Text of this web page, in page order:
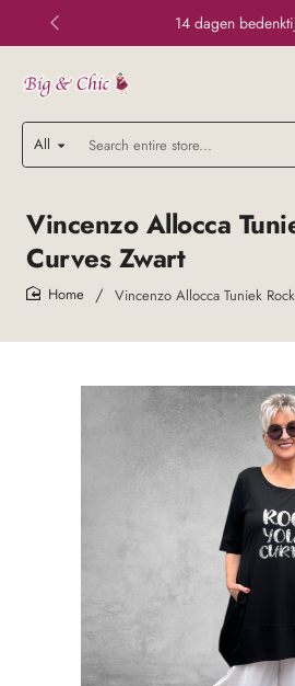
14 dagen
All
Search
entire
Vincenzo Allocca
Curves Zwart
Vincenzo Allocca Tuniek